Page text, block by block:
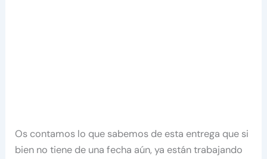
Os contamos lo que sabemos de esta entrega que si
bien no tiene de una fecha aún, ya están trabajando